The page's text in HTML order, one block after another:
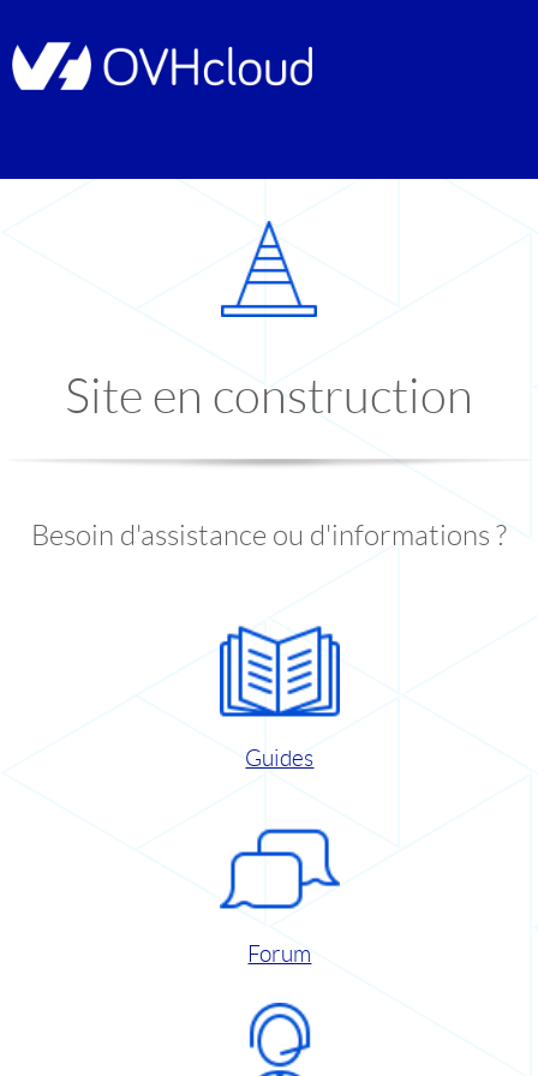
Site en construction
Besoin d'assistance ou d'informations ?
Guides
Forum